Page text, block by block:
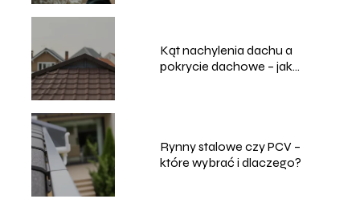
Kąt nachylenia dachu a
pokrycie dachowe – jak
Rynny stalowe czy PCV –
które wybrać i dlaczego?